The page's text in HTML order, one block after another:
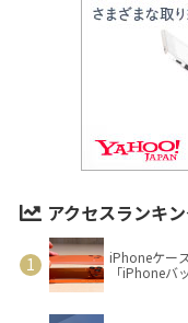
アクセスランキ
iPhoneケー
「iPhoneバ